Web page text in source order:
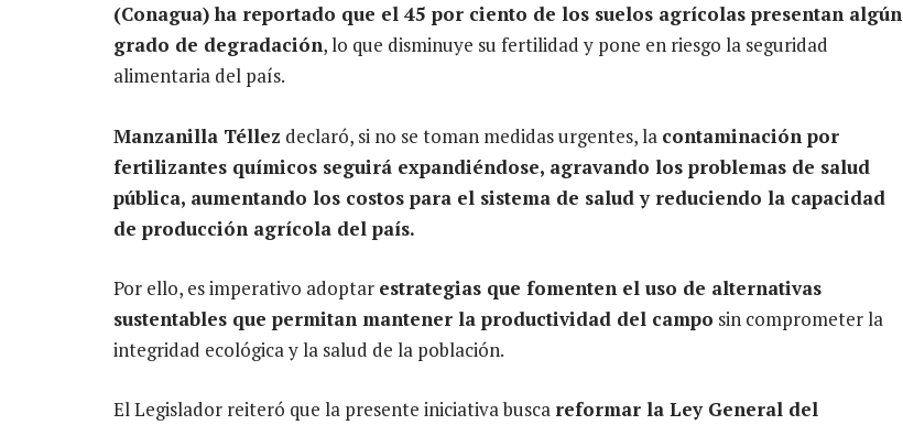
(Conagua) ha reportado que el 45 por ciento de los suelos agrícolas presentan algún
grado de degradación, lo que disminuye su fertilidad y pone en riesgo la seguridad
alimentaria del país.
Manzanilla Téllez declaró, si no se toman medidas urgentes, la contaminación por
fertilizantes químicos seguirá expandiéndose, agravando los problemas de salud
pública, aumentando los costos para el sistema de salud y reduciendo la capacidad
de producción agrícola del país.
Por ello, es imperativo adoptar estrategias que fomenten el uso de alternativas
sustentables que permitan mantener la productividad del campo sin comprometer la
integridad ecológica y la salud de la población.
El Legislador reiteró que la presente iniciativa busca reformar la Ley General del